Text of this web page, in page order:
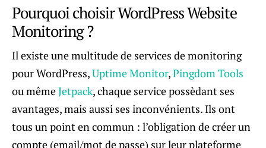
Pourquoi choisir WordPress Website
Monitoring ?
Il existe une multitude de services de monitoring
pour WordPress,Uptime Monitor,Pingdom Tools
ou mêmeJetpack, chaque service possèdant ses
avantages, mais aussi ses inconvénients. Ils ont
tous un point en commun : l’obligation de créer un
compte (email/mot de passe) sur leur plateforme